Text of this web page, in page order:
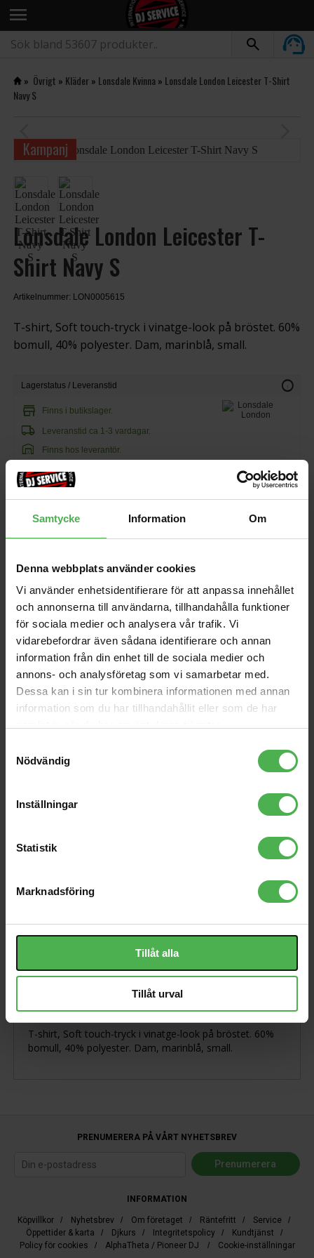
Samtycke Information Om
Denna webbplats använder cookies
Vi använder enhetsidentifierare för att anpassa innehållet
och annonserna till användarna, tillhandahålla funktioner
för sociala medier och analysera vår trafik. Vi
vidarebefordrar även sådana identifierare och annan
information från din enhet till de sociala medier och
annons- och analysföretag som vi samarbetar med.
Dessa kan i sin tur kombinera informationen med annan
information som du har tillhandahållit eller som de har
Nödvändig
Inställningar
Statistik
Marknadsföring
Tillåt alla
Tillåt urval
menu
» Övrigt » Kläder» Lonsdale Kvinna» Lonsdale London Leicester T-Shirt
Navy S
Kampanj
Lonsdale London Leicester T-
Shirt Navy S
Artikelnummer: LON0005615
T-shirt, Soft touch-tryck i vinatge-look på bröstet. 60%
bomull, 40% polyester. Dam, marinblå, small.
Lagerstatus / Leveranstid info
store Finns i butikslager.
local_shipping Leveranstid ca 1-3 vardagar.
warehouse Finns hos leverantör.
295 kr
103 kr/st
shopping_cart
Andra som handlade Lonsdale London Leicester T-Shirt Navy S
köpte även
SL-1200MK7 Silver
11499 kr
Network Cable CAT6a
S/FTP RJ-45 5m
439 kr
370 kr
Speaker Male 4Pin
39 kr
235 kr
PST300 Black Spirit
Produktbeskrivning
T-shirt, Soft touch-tryck i vinatge-look på bröstet. 60%
bomull, 40% polyester. Dam, marinblå, small.
PRENUMERERA PÅ VÅRT NYHETSBREV
INFORMATION
Köpvillkor / Nyhetsbrev / Om företaget / Räntefritt / Service /
Öppettider & karta / Djkurs / Integritetspolicy / Kundtjänst /
Policy för cookies / AlphaTheta / Pioneer DJ / Cookie-inställningar